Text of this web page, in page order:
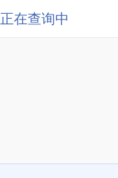
正在查询中